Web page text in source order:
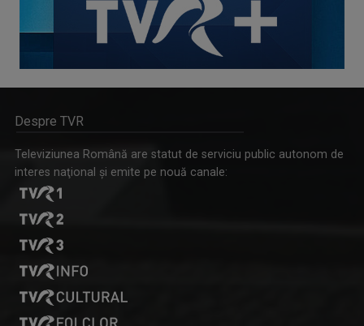
Despre TVR
Televiziunea Română are statut de serviciu public autonom de
interes naţional şi emite pe nouă canale: